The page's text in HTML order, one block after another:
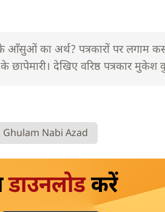
का अर्थ? पत्रकारों पर लगाम
छापेमारी। देखिए वरिष्ठ पत्रकार
Ghulam Nabi Azad
डाउनलोडकरें